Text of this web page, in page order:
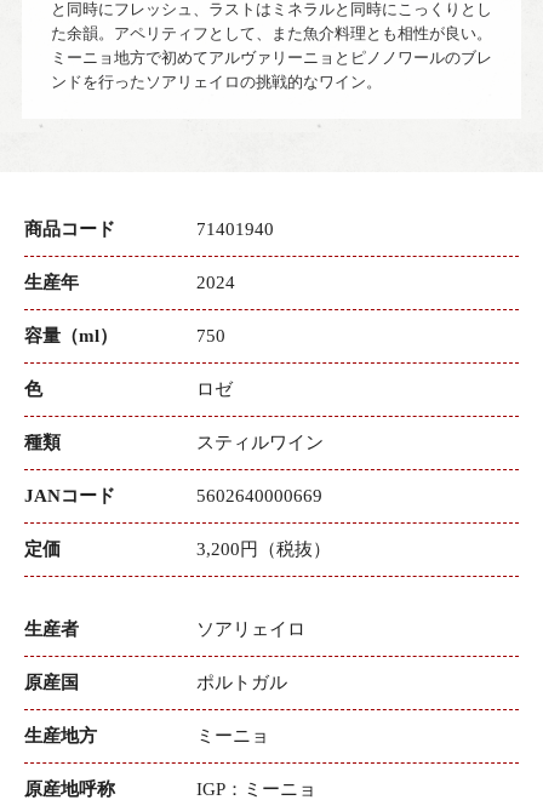
と同時にフレッシュ、ラストはミネラルと同時にこっくりとし
た余韻。アペリティフとして、また魚介料理とも相性が良い。
ミーニョ地方で初めてアルヴァリーニョとピノノワールのブレ
ンドを行ったソアリェイロの挑戦的なワイン。
商品コード 71401940
生産年 2024
容量（ml） 750
色 ロゼ
種類 スティルワイン
JANコード 5602640000669
定価 3,200円（税抜）
生産者 ソアリェイロ
原産国 ポルトガル
生産地方 ミーニョ
原産地呼称 IGP：ミーニョ